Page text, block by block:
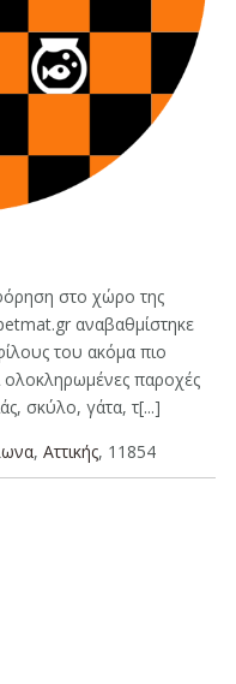
στο χώρο της
αναβαθμίστηκε
του ακόμα πιο
ολοκληρωμένες παροχές
σκύλο, γάτα, τ[...]
, Αττικής, 11854